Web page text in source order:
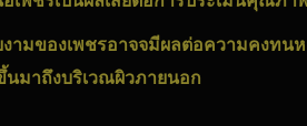
งามของเพชรอาจจมีผลต่อความคงท
นมาถึงบริเวณผิวภายนอก